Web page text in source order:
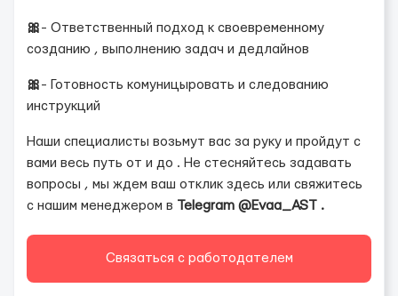
🎀 - Ответственный подход к своевременному
созданию , выполнению задач и дедлайнов
🎀 - Готовность комуницыровать и следованию
инструкций
Наши специалисты возьмут вас за руку и пройдут с
вами весь путь от и до . Не стесняйтесь задавать
вопросы , мы ждем ваш отклик здесь или свяжитесь
с нашим менеджером в
Telegram @Evaa_AST .
Связаться с работодателем